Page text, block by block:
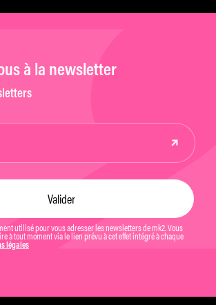
à la newsletter
utilisé pour vous adresser les newsletters de mk2. Vous
à tout moment via le lien prévu à cet effet intégré à chaque
légales